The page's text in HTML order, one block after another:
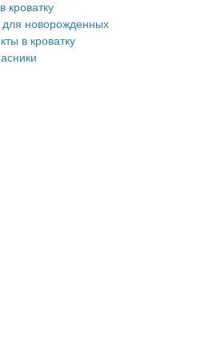
кроватку
для новорожденных
в кроватку